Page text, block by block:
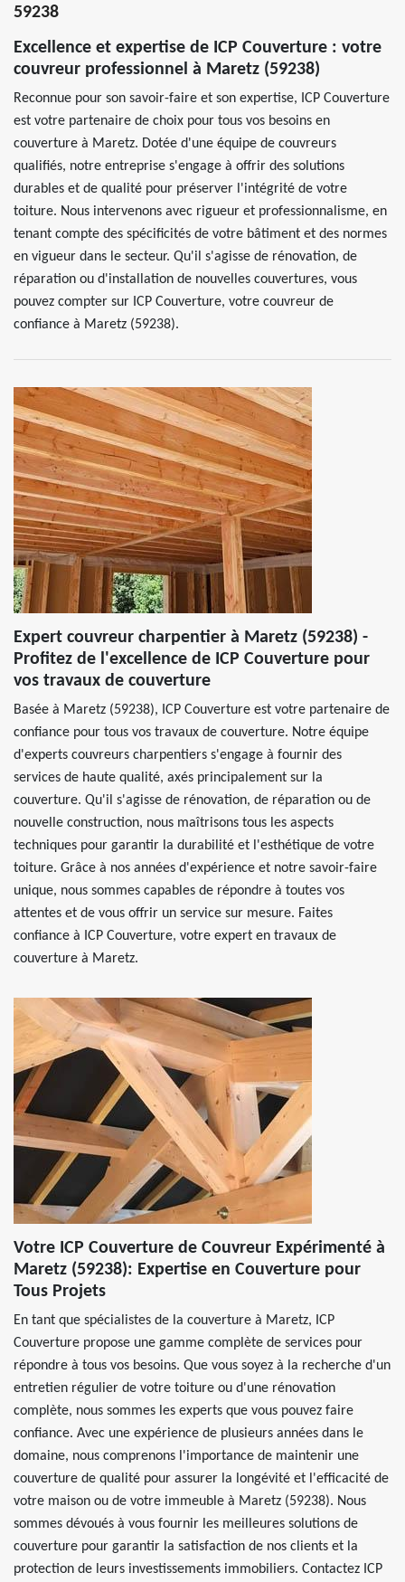
59238
Excellence et expertise de ICP Couverture : votre
couvreur professionnel à Maretz (59238)
Reconnue pour son savoir-faire et son expertise, ICP Couverture
est votre partenaire de choix pour tous vos besoins en
couverture à Maretz. Dotée d'une équipe de couvreurs
qualifiés, notre entreprise s'engage à offrir des solutions
durables et de qualité pour préserver l'intégrité de votre
toiture. Nous intervenons avec rigueur et professionnalisme, en
tenant compte des spécificités de votre bâtiment et des normes
en vigueur dans le secteur. Qu'il s'agisse de rénovation, de
réparation ou d'installation de nouvelles couvertures, vous
pouvez compter sur ICP Couverture, votre couvreur de
confiance à Maretz (59238).
Expert couvreur charpentier à Maretz (59238) -
Profitez de l'excellence de ICP Couverture pour
vos travaux de couverture
Basée à Maretz (59238), ICP Couverture est votre partenaire de
confiance pour tous vos travaux de couverture. Notre équipe
d'experts couvreurs charpentiers s'engage à fournir des
services de haute qualité, axés principalement sur la
couverture. Qu'il s'agisse de rénovation, de réparation ou de
nouvelle construction, nous maîtrisons tous les aspects
techniques pour garantir la durabilité et l'esthétique de votre
toiture. Grâce à nos années d'expérience et notre savoir-faire
unique, nous sommes capables de répondre à toutes vos
attentes et de vous offrir un service sur mesure. Faites
confiance à ICP Couverture, votre expert en travaux de
couverture à Maretz.
Votre ICP Couverture de Couvreur Expérimenté à
Maretz (59238): Expertise en Couverture pour
Tous Projets
En tant que spécialistes de la couverture à Maretz, ICP
Couverture propose une gamme complète de services pour
répondre à tous vos besoins. Que vous soyez à la recherche d'un
entretien régulier de votre toiture ou d'une rénovation
complète, nous sommes les experts que vous pouvez faire
confiance. Avec une expérience de plusieurs années dans le
domaine, nous comprenons l'importance de maintenir une
couverture de qualité pour assurer la longévité et l'efficacité de
votre maison ou de votre immeuble à Maretz (59238). Nous
sommes dévoués à vous fournir les meilleures solutions de
couverture pour garantir la satisfaction de nos clients et la
protection de leurs investissements immobiliers. Contactez ICP